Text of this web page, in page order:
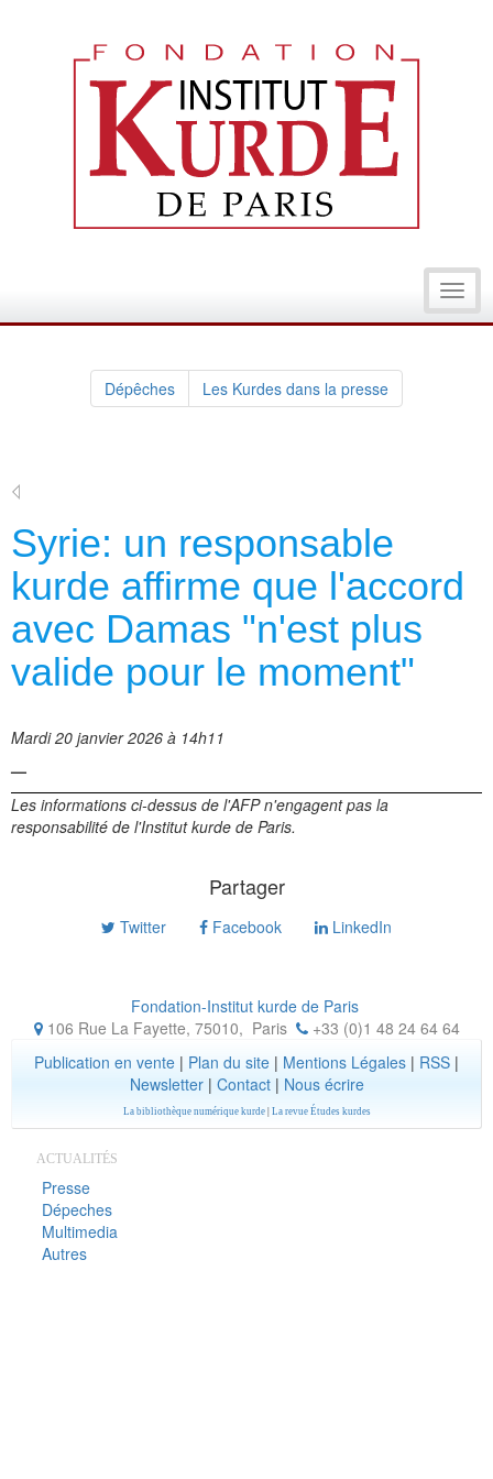
Dépêches Les Kurdes dans la presse
Syrie: un responsable
kurde affirme que l'accord
avec Damas "n'est plus
valide pour le moment"
Mardi 20 janvier 2026 à 14h11
—
Les informations ci-dessus de l'AFP n'engagent pas la
responsabilité de l'Institut kurde de Paris.
Partager
Twitter Facebook LinkedIn
Fondation-Institut kurde de Paris
106 Rue La Fayette, 75010, Paris
+33 (0)1 48 24 64 64
Publication en vente | Plan du site | Mentions Légales | RSS |
Newsletter| Contact| Nous écrire
La bibliothèque numérique kurde| La revue Études kurdes
ACTUALITÉS
Presse
Dépeches
Multimedia
Autres